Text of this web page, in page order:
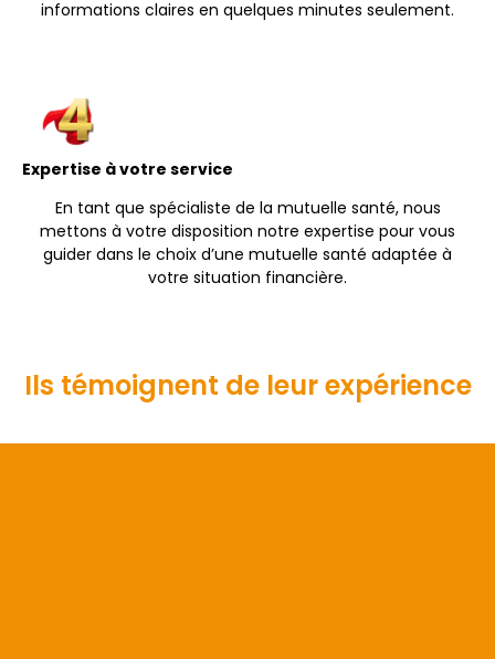
informations claires en quelques minutes seulement.
Expertise à votre service
En tant que spécialiste de la mutuelle santé, nous
mettons à votre disposition notre expertise pour vous
guider dans le choix d’une mutuelle santé adaptée à
votre situation financière.
Ils témoignent de leur expérience